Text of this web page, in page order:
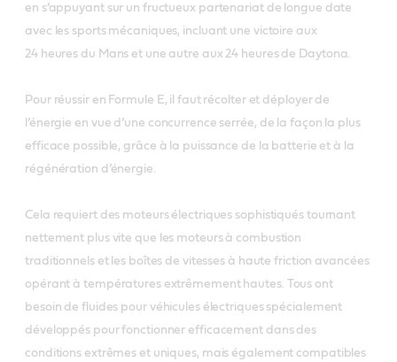
en s’appuyant sur un fructueux partenariat de longue date
avec les sports mécaniques, incluant une victoire aux
24 heures du Mans et une autre aux 24 heures de Daytona.
Pour réussir en Formule E, il faut récolter et déployer de
l’énergie en vue d’une concurrence serrée, de la façon la plus
efficace possible, grâce à la puissance de la batterie et à la
régénération d’énergie.
Cela requiert des moteurs électriques sophistiqués tournant
nettement plus vite que les moteurs à combustion
traditionnels et les boîtes de vitesses à haute friction avancées
opérant à températures extrêmement hautes. Tous ont
besoin de fluides pour véhicules électriques spécialement
développés pour fonctionner efficacement dans des
conditions extrêmes et uniques, mais également compatibles